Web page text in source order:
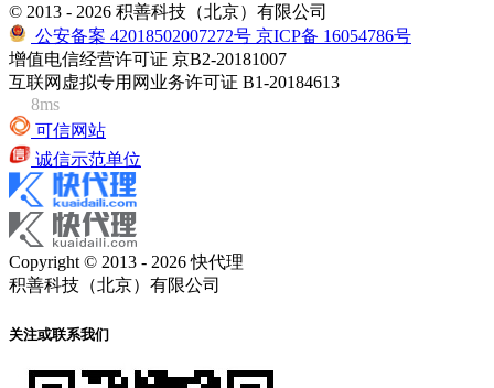
© 2013 - 2026 积善科技（北京）有限公司
公安备案 42018502007272号 京ICP备 16054786号
增值电信经营许可证 京B2-20181007
互联网虚拟专用网业务许可证 B1-20184613
8ms
可信网站
诚信示范单位
Copyright © 2013 - 2026 快代理
积善科技（北京）有限公司
关注或联系我们